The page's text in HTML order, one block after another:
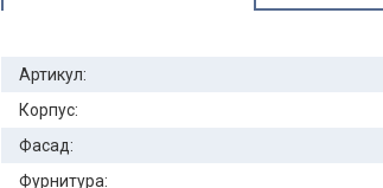
Артикул:
Корпус:
Фасад:
Фурнитура: